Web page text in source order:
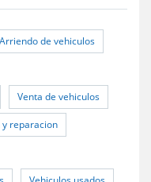
Arriendo de vehiculos
Venta de vehiculos
y reparacion